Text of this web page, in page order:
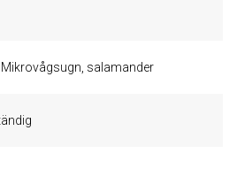
salamander